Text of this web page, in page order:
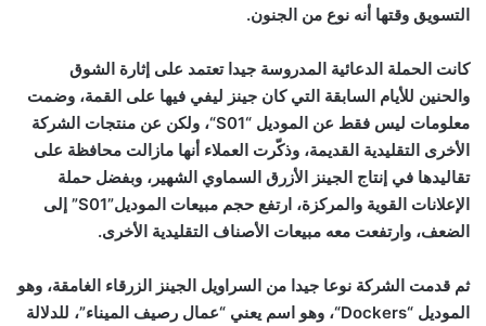
التسويق وقتها أنه نوع من الجنون.
كانت الحملة الدعائية المدروسة جيدا تعتمد على إثارة الشوق
والحنين للأيام السابقة التي كان جينز ليفي فيها على القمة، وضمت
معلومات ليس فقط عن الموديل “S01“، ولكن عن منتجات الشركة
الأخرى التقليدية القديمة، وذكّرت العملاء أنها مازالت محافظة على
تقاليدها في إنتاج الجينز الأزرق السماوي الشهير، وبفضل حملة
الإعلانات القوية والمركزة، ارتفع حجم مبيعات الموديل”S01” إلى
الضعف، وارتفعت معه مبيعات الأصناف التقليدية الأخرى.
ثم قدمت الشركة نوعا جيدا من السراويل الجينز الزرقاء الغامقة، وهو
الموديل “Dockers“، وهو اسم يعني “عمال رصيف الميناء”، للدلالة